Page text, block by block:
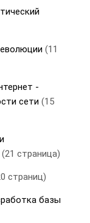
(11
-
сети (15
(21 страница)
страниц)
базы